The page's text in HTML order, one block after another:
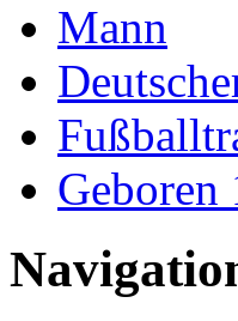
Mann
Geboren